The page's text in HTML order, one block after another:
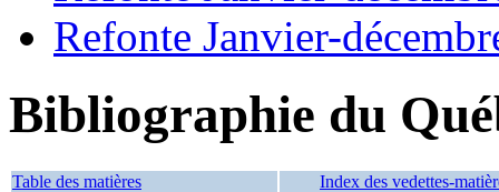
Refonte Janvier-
Bibliographie du
Table des matières Index des vedettes-